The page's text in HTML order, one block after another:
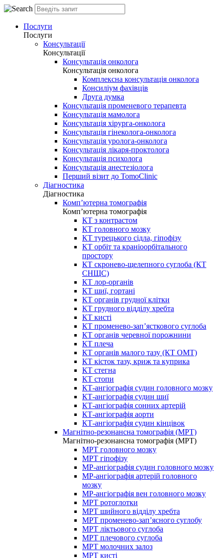
Послуги
Послуги
Консультації
Консультації
Консультація онколога
Консультація онколога
Комплексна консультація онколога
Консиліум фахівців
Друга думка
Консультація променевого терапевта
Консультація мамолога
Консультація хірурга-онколога
Консультація гінеколога-онколога
Консультація уролога-онколога
Консультація лікаря-проктолога
Консультація психолога
Консультація анестезіолога
Перший візит до TomoClinic
Діагностика
Діагностика
Комп’ютерна томографія
Комп’ютерна томографія
КТ з контрастом
КТ головного мозку
КТ турецького сідла, гіпофізу
КТ орбіт та краніоорбітального
простору
КТ скронево-щелепного суглоба (КТ
СНЩС)
КТ лор-органів
КТ шиї, гортані
КТ органів грудної клітки
КТ грудного відділу хребта
КТ кисті
КТ променево-зап’ясткового суглоба
КТ органів черевної порожнини
КТ плеча
КТ органів малого тазу (КТ ОМТ)
КТ кісток тазу, криж та куприка
КТ стегна
КТ стопи
КТ-ангіографія судин головного мозку
КТ-ангіографія судин шиї
КТ-ангіографія сонних артерій
КТ-ангіографія аорти
КТ-ангіографія судин кінцівок
Магнітно-резонансна томографія (МРТ)
Магнітно-резонансна томографія (МРТ)
МРТ головного мозку
МРТ гіпофізу
МР-ангіографія судин головного мозку
МР-ангіографія артерій головного
мозку
МР-ангіографія вен головного мозку
МРТ ротоглотки
МРТ шийного відділу хребта
МРТ променево-зап’ясного суглобу
МРТ ліктьового суглоба
МРТ плечового суглоба
МРТ молочних залоз
МРТ кисті